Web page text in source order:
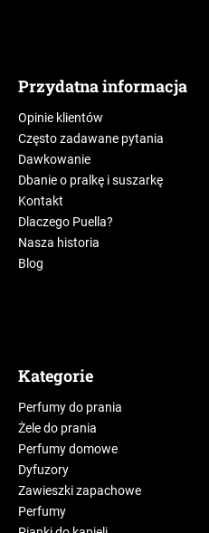
Przydatna informacja
Opinie klientów
Często zadawane pytania
Dawkowanie
Dbanie o pralkę i suszarkę
Kontakt
Dlaczego Puella?
Nasza historia
Blog
Kategorie
Perfumy do prania
Żele do prania
Perfumy domowe
Dyfuzory
Zawieszki zapachowe
Perfumy